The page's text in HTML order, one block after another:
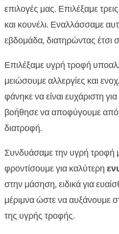
επιλογές μας. Επιλέξαμε
και κουνέλι. Εναλλάσσαμε
εβδομάδα, διατηρώντας έτσι
Επιλέξαμε υγρή τροφή
μειώσουμε αλλεργίες και
φάνηκε να είναι ευχάριστη
βοήθησε να αποφύγουμε
διατροφή.
Συνδυάσαμε την υγρή τροφή
φροντίσουμε για καλύτερη
στην μάσηση, ειδικά για
μέριμνα ώστε να αυξάνουμε
της υγρής τροφής.